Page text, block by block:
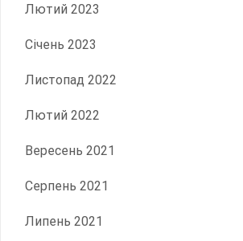
Лютий 2023
Січень 2023
Листопад 2022
Лютий 2022
Вересень 2021
Серпень 2021
Липень 2021